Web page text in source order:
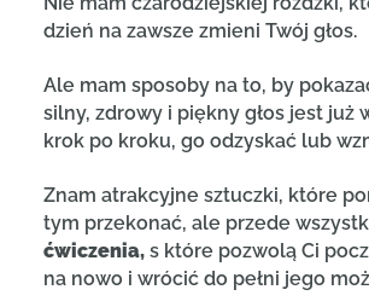
dzień na zawsze zmieni Twój głos.
Ale mam sposoby na to, by
silny, zdrowy i piękny głos jest już
krok po kroku, go odzyskać lub
Znam atrakcyjne sztuczki, które
tym przekonać, ale przede
ćwiczenia, s które pozwolą Ci
na nowo i wrócić do pełni jego